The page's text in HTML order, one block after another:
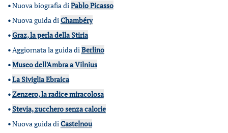
•Nuova biografia diPablo Picasso
•Nuova guida diChambéry
•Graz, la perla della Stiria
•Aggiornata la guida diBerlino
•Museo dell'Ambra a Vilnius
•La Siviglia Ebraica
•Zenzero, la radice miracolosa
•Stevia, zucchero senza calorie
•Nuova guida diCastelnou